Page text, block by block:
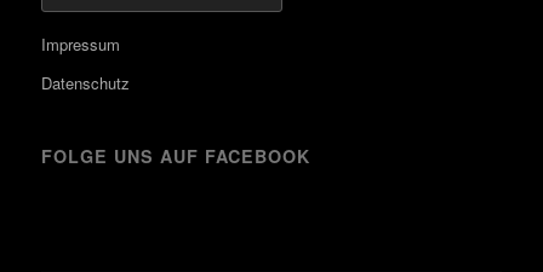
Impressum
Datenschutz
FOLGE UNS AUF FACEBOOK